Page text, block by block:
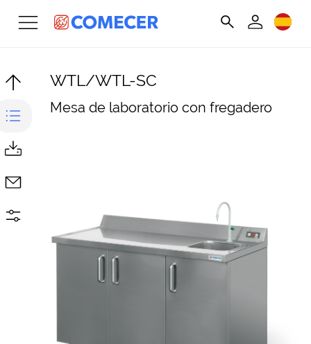
WTL/WTL-SC
Mesa de laboratorio con fregadero